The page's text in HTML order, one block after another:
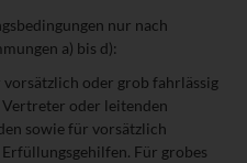
nur nach
a) bis d):
oder grob fahrlässig
Vertreter oder leitenden
sowie für vorsätzlich
Für grobes